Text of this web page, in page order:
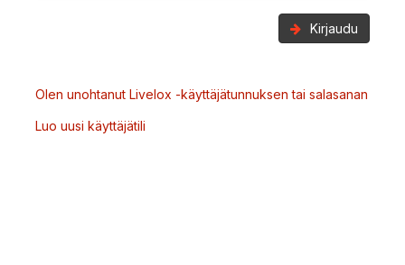
Kirjaudu
Olen unohtanut Livelox -käyttäjätunnuksen tai salasanan
Luo uusi käyttäjätili